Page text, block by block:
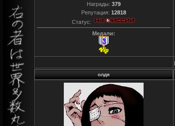
Награды: 379
Репутация: 12818
Статус:
Медали:
олдя